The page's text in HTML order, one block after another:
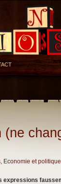
(ne
, Economie et politique
expressions